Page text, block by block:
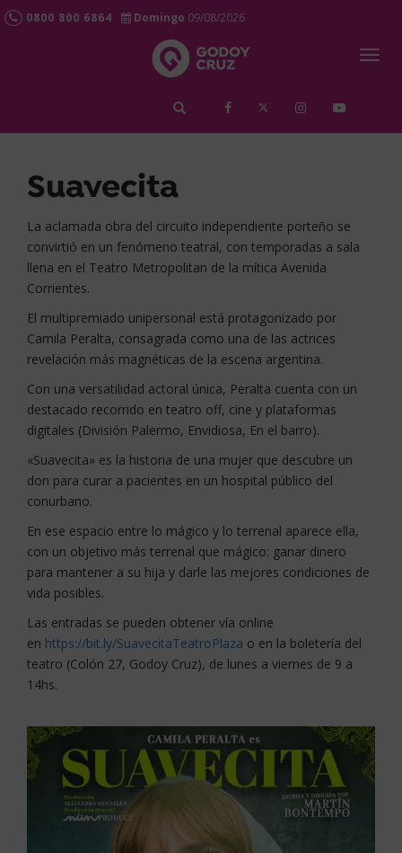
0800 800 6864 Domingo 09/08/2026
Suavecita
La aclamada obra del circuito independiente porteño se
convirtió en un fenómeno teatral, con temporadas a sala
llena en el Teatro Metropolitan de la mítica Avenida
Corrientes.
El multipremiado unipersonal está protagonizado por
Camila Peralta, consagrada como una de las actrices
revelación más magnéticas de la escena argentina.
Con una versatilidad actoral única, Peralta cuenta con un
destacado recorrido en teatro off, cine y plataformas
digitales (División Palermo, Envidiosa, En el barro).
«Suavecita» es la historia de una mujer que descubre un
don para curar a pacientes en un hospital público del
conurbano.
En ese espacio entre lo mágico y lo terrenal aparece ella,
con un objetivo más terrenal que mágico: ganar dinero
para mantener a su hija y darle las mejores condiciones de
vida posibles.
Las entradas se pueden obtener vía online
en https://bit.ly/SuavecitaTeatroPlaza o en la boletería del
teatro (Colón 27, Godoy Cruz), de lunes a viernes de 9 a
14hs.